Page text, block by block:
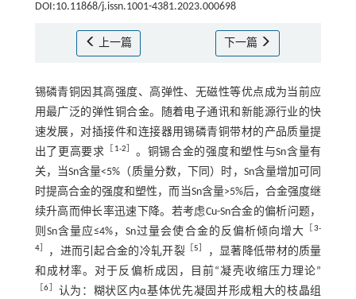
DOI:10.11868/j.issn.1001-4381.2023.000698
上一篇 下一篇
锡磷青铜因其高强度、高弹性、无磁性等优点成为当前应
用最广泛的弹性铜合金。随着电子通讯和新能源行业的快
速发展，对插接件和连接器用锡磷青铜带材的产品质量提
出了更高要求
1-2
。铜锡合金的强度和塑性与Sn含量有
关，当Sn含量<5%（质量分数，下同）时，Sn含量增加可同
时提高合金的强度和塑性，而当Sn含量>5%后，合金强度继
续升高而伸长率迅速下降。若考虑Cu-Sn合金的偏析问题，
则Sn含量应≤4%，Sn过量会使合金的反偏析倾向增大
［3-
4］ ，进而引起合金的冷轧开裂 ［5
，显著降低带材的质量
和成材率。对于反偏析成因，目前“凝壳收缩压力理论”
［6
认为：糊状区内α基体优先凝固并形成粗大的枝晶组